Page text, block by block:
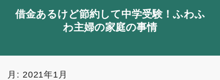
借金あるけど節約して中学受験！ふわふ
わ主婦の家庭の事情
月: 2021年1月